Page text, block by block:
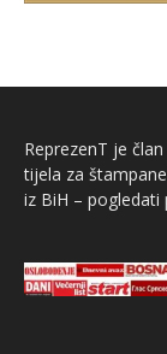
ReprezenT je
tijela za
iz BiH –